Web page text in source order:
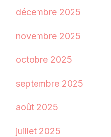
décembre 2025
novembre 2025
octobre 2025
septembre 2025
août 2025
juillet 2025